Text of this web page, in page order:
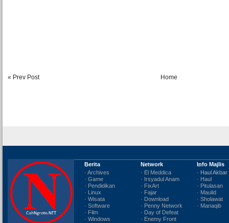
« Prev Post Home
Berita
· Archives
· Game
· Pendidikan
· Linux
· Wisata
· Software
· Film
· Windows
Network
· El Meddica
· Irsyadul Anam
· FixArt
· Fajar
· Download
· Penny Network
· Day of Defeat
· Enemy Front
Info Majlis
· Haul Akbar
· Haul
· Pitulasan
· Maulid
· Sholawat
· Manaqib